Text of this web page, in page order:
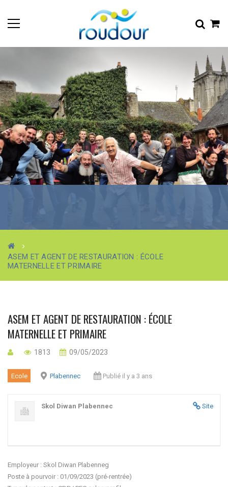
ASEM ET AGENT DE RESTAURATION : ÉCOLE
MATERNELLE ET PRIMAIRE
ASEM ET AGENT DE RESTAURATION : ÉCOLE
MATERNELLE ET PRIMAIRE
1813 09/05/2023
Ecole Plabennec Publié il y a 3 ans
Site
Skol Diwan Plabennec
Employeur : Skol Diwan Plabenneg
Poste à pourvoir : 01/09/2023 (pré-rentrée)